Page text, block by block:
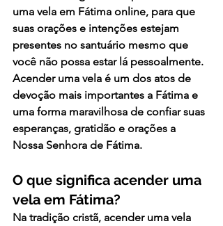
uma vela em Fátima online, para que
suas orações e intenções estejam
presentes no santuário mesmo que
você não possa estar lá pessoalmente.
Acender uma vela é um dos atos de
devoção mais importantes a Fátima e
uma forma maravilhosa de confiar suas
esperanças, gratidão e orações a
Nossa Senhora de Fátima.
O que significa acender uma
vela em Fátima?
Na tradição cristã, acender uma vela